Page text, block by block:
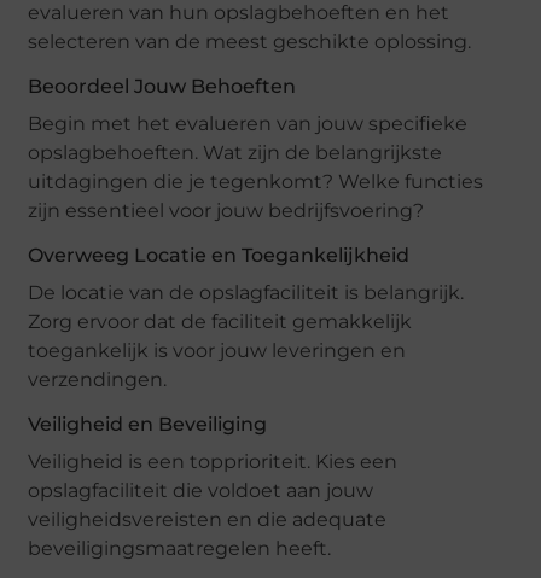
evalueren van hun opslagbehoeften en het
selecteren van de meest geschikte oplossing.
Beoordeel Jouw Behoeften
Begin met het evalueren van jouw specifieke
opslagbehoeften. Wat zijn de belangrijkste
uitdagingen die je tegenkomt? Welke functies
zijn essentieel voor jouw bedrijfsvoering?
Overweeg Locatie en Toegankelijkheid
De locatie van de opslagfaciliteit is belangrijk.
Zorg ervoor dat de faciliteit gemakkelijk
toegankelijk is voor jouw leveringen en
verzendingen.
Veiligheid en Beveiliging
Veiligheid is een topprioriteit. Kies een
opslagfaciliteit die voldoet aan jouw
veiligheidsvereisten en die adequate
beveiligingsmaatregelen heeft.